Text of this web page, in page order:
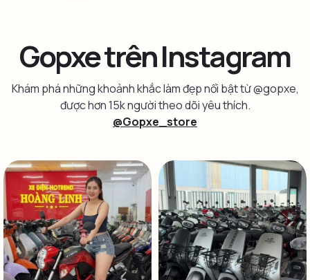
Gopxe trên Instagram
Khám phá những khoảnh khắc làm đẹp nổi bật từ @gopxe,
được hơn 15k người theo dõi yêu thích.
@Gopxe_store